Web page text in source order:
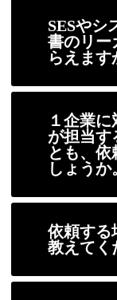
SESやシ
書のリー
らえます
１企業
が担当す
とも、
しょうか
依頼する
教えてく